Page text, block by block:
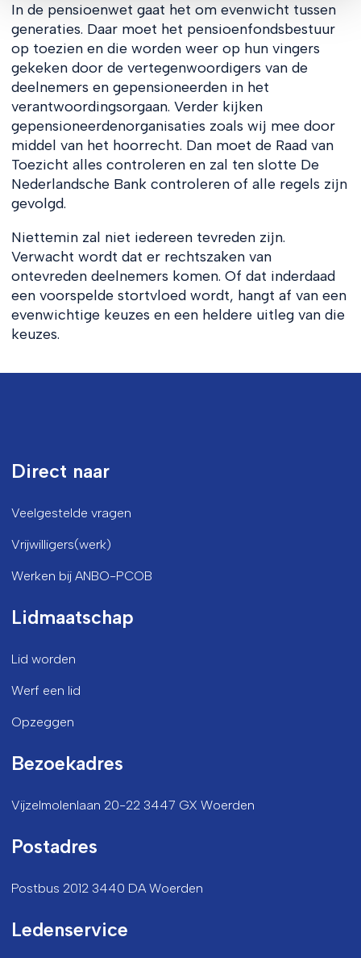
In de pensioenwet gaat het om evenwicht tussen
generaties. Daar moet het pensioenfondsbestuur
op toezien en die worden weer op hun vingers
gekeken door de vertegenwoordigers van de
deelnemers en gepensioneerden in het
verantwoordingsorgaan. Verder kijken
gepensioneerdenorganisaties zoals wij mee door
middel van het hoorrecht. Dan moet de Raad van
Toezicht alles controleren en zal ten slotte De
Nederlandsche Bank controleren of alle regels zijn
gevolgd.
Niettemin zal niet iedereen tevreden zijn.
Verwacht wordt dat er rechtszaken van
ontevreden deelnemers komen. Of dat inderdaad
een voorspelde stortvloed wordt, hangt af van een
evenwichtige keuzes en een heldere uitleg van die
keuzes.
Direct naar
Veelgestelde vragen
Vrijwilligers(werk)
Werken bij ANBO-PCOB
Lidmaatschap
Lid worden
Werf een lid
Opzeggen
Bezoekadres
Vijzelmolenlaan 20-22 3447 GX Woerden
Postadres
Postbus 2012 3440 DA Woerden
Ledenservice